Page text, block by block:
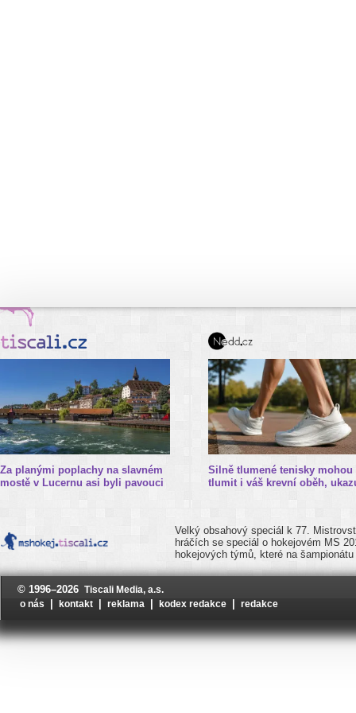
Za planými poplachy na slavném
mostě v Lucernu asi byli pavouci
Silně tlumené tenisky mohou
tlumit i váš krevní oběh,
Velký obsahový speciál k 77.
hráčích se speciál o hokejovém MS
hokejových týmů, které na
© 1996–2026 Tiscali Media, a.s.
o nás
kontakt reklama kodex redakce redakce